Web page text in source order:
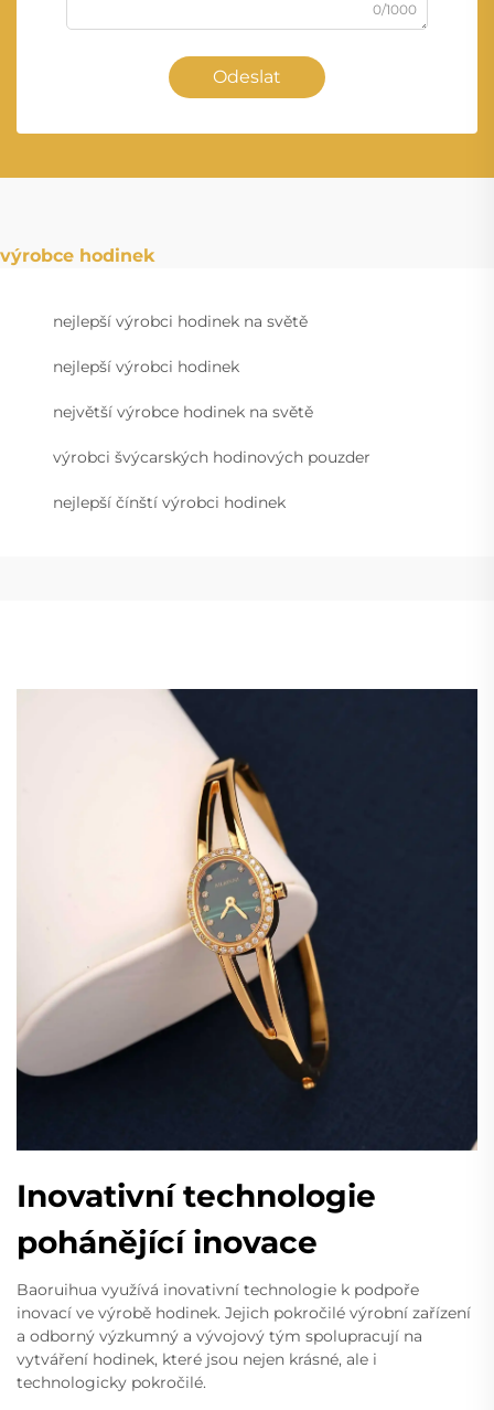
0/1000
Odeslat
výrobce hodinek
nejlepší výrobci hodinek na světě
nejlepší výrobci hodinek
největší výrobce hodinek na světě
výrobci švýcarských hodinových pouzder
nejlepší čínští výrobci hodinek
Inovativní technologie
pohánějící inovace
Baoruihua využívá inovativní technologie k podpoře
inovací ve výrobě hodinek. Jejich pokročilé výrobní zařízení
a odborný výzkumný a vývojový tým spolupracují na
vytváření hodinek, které jsou nejen krásné, ale i
technologicky pokročilé.